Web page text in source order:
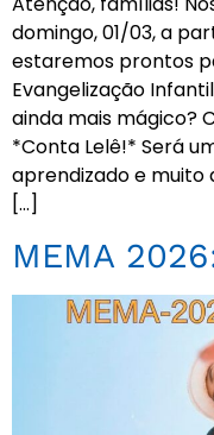
domingo, 01/03, a
estaremos prontos
Evangelização
ainda mais mágico?
*Conta Lelê!* Será
aprendizado e muito
[…]
MEMA